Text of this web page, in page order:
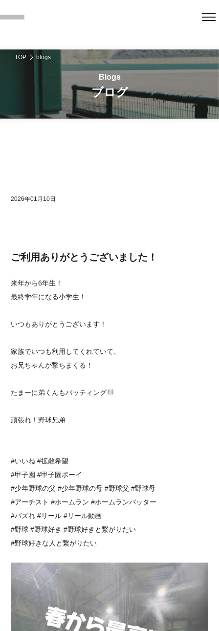
TOP blogs
ブログ
2026年01月10日
ご利用ありがとうございました！
⁡来年から6年生！
最終学年になる小学生！
いつもありがとうございます！
家族でいつも利用してくれていて、
お兄ちゃんが撃ちまくる！
たまーに弟くんもバッティング
頑張れ！野球兄弟
⁡⁡#いいね #拡散希望 ⁡⁡
⁡#甲子園 #甲子園ボーイ
#少年野球の父 #少年野球の母 #野球父 #野球母
#アーチスト #ホームラン #ホームランバッター
⁡#バズれ #リール #リール動画⁡
⁡#野球 #野球好き #野球好きと繋がりたい ⁡
⁡#野球好きな人と繋がりたい